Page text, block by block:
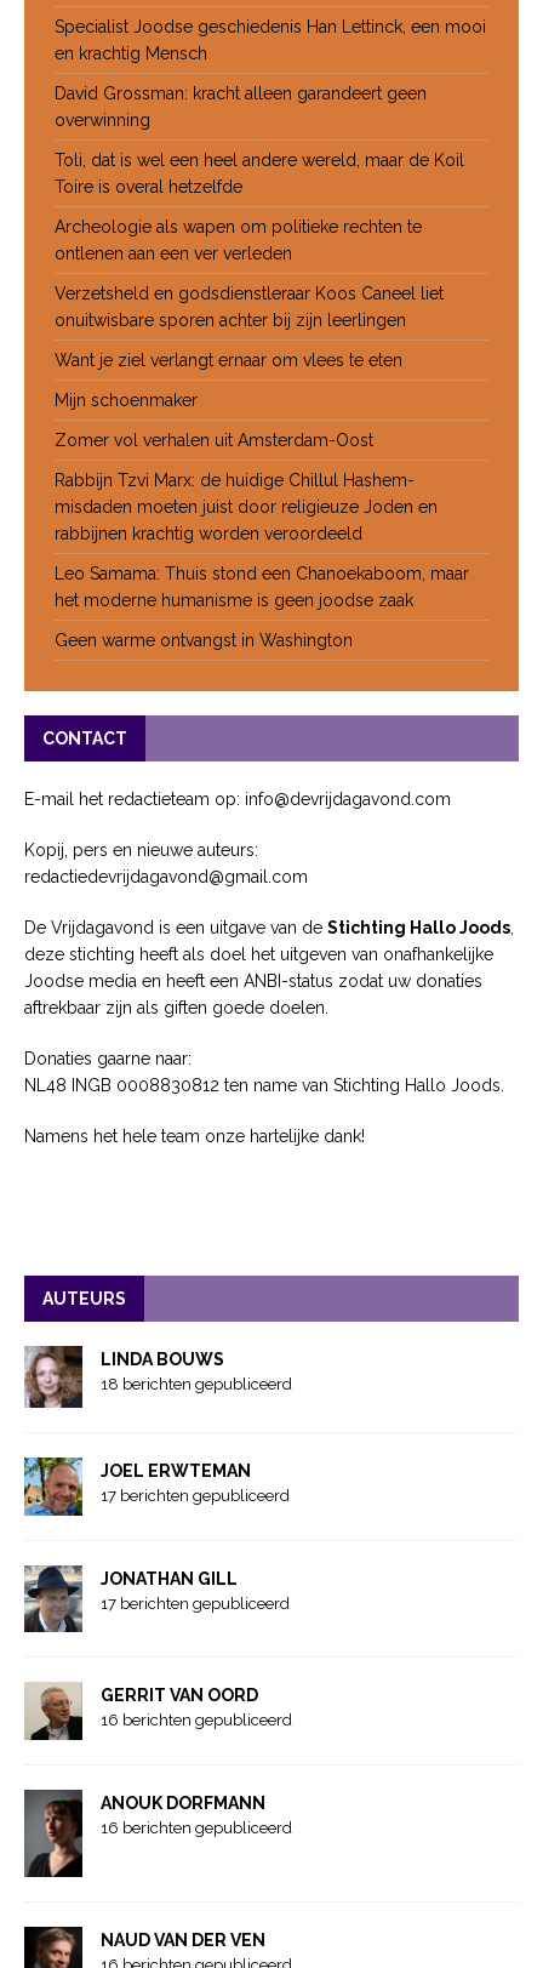
Specialist Joodse geschiedenis Han Lettinck, een mooi
en krachtig Mensch
David Grossman: kracht alleen garandeert geen
overwinning
Toli, dat is wel een heel andere wereld, maar de Koil
Toire is overal hetzelfde
Archeologie als wapen om politieke rechten te
ontlenen aan een ver verleden
Verzetsheld en godsdienstleraar Koos Caneel liet
onuitwisbare sporen achter bij zijn leerlingen
Want je ziel verlangt ernaar om vlees te eten
Mijn schoenmaker
Zomer vol verhalen uit Amsterdam-Oost
Rabbijn Tzvi Marx: de huidige Chillul Hashem-
misdaden moeten juist door religieuze Joden en
rabbijnen krachtig worden veroordeeld
Leo Samama: Thuis stond een Chanoekaboom, maar
het moderne humanisme is geen joodse zaak
Geen warme ontvangst in Washington
CONTACT
E-mail het redactieteam op: info@devrijdagavond.com
Kopij, pers en nieuwe auteurs:
redactiedevrijdagavond@gmail.com
De Vrijdagavond is een uitgave van de Stichting Hallo Joods
deze stichting heeft als doel het uitgeven van onafhankelijke
Joodse media en heeft een ANBI-status zodat uw donaties
aftrekbaar zijn als giften goede doelen.
Donaties gaarne naar:
NL48 INGB 0008830812 ten name van Stichting Hallo Joods.
Namens het hele team onze hartelijke dank!
AUTEURS
LINDA BOUWS
18 berichten gepubliceerd
JOEL ERWTEMAN
17 berichten gepubliceerd
JONATHAN GILL
17 berichten gepubliceerd
GERRIT VAN OORD
16 berichten gepubliceerd
ANOUK DORFMANN
16 berichten gepubliceerd
NAUD VAN DER VEN